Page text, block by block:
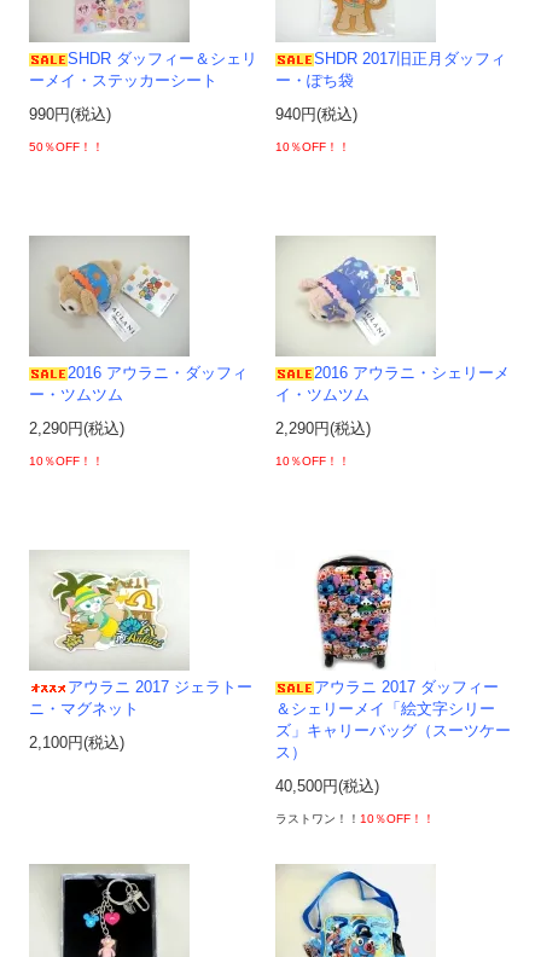
SHDR ダッフィー＆シェリ
ーメイ・ステッカーシート
990円(税込)
50％OFF！！
SHDR 2017旧正月ダッフィ
ー・ぽち袋
940円(税込)
10％OFF！！
2016 アウラニ・ダッフィ
ー・ツムツム
2,290円(税込)
10％OFF！！
2016 アウラニ・シェリーメ
イ・ツムツム
2,290円(税込)
10％OFF！！
アウラニ 2017 ジェラトー
ニ・マグネット
2,100円(税込)
アウラニ 2017 ダッフィー
＆シェリーメイ「絵文字シリー
ズ」キャリーバッグ（スーツケー
ス）
40,500円(税込)
ラストワン！！ 10％OFF！！